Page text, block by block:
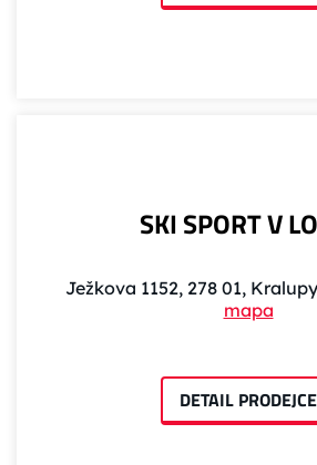
SKI SPORT V
Ježkova 1152, 278 01,
mapa
DETAIL PRODEJCE